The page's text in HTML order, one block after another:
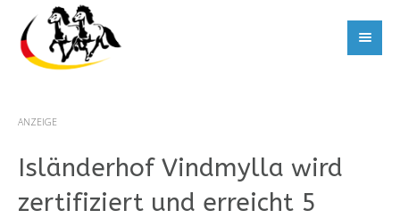
ANZEIGE
Isländerhof Vindmylla wird
zertifiziert und erreicht 5